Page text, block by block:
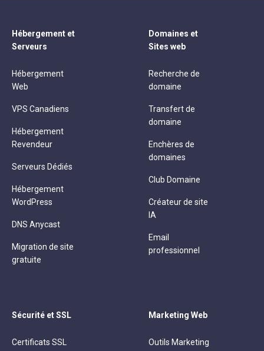
Hébergement et
Serveurs
Hébergement
Web
VPS Canadiens
Hébergement
Revendeur
Serveurs Dédiés
Hébergement
WordPress
DNS Anycast
Migration de site
gratuite
Domaines et
Sites web
Recherche de
domaine
Transfert de
domaine
Enchères de
domaines
Club Domaine
Créateur de site
IA
Email
professionnel
Sécurité et SSL
Certificats SSL
Marketing Web
Outils Marketing